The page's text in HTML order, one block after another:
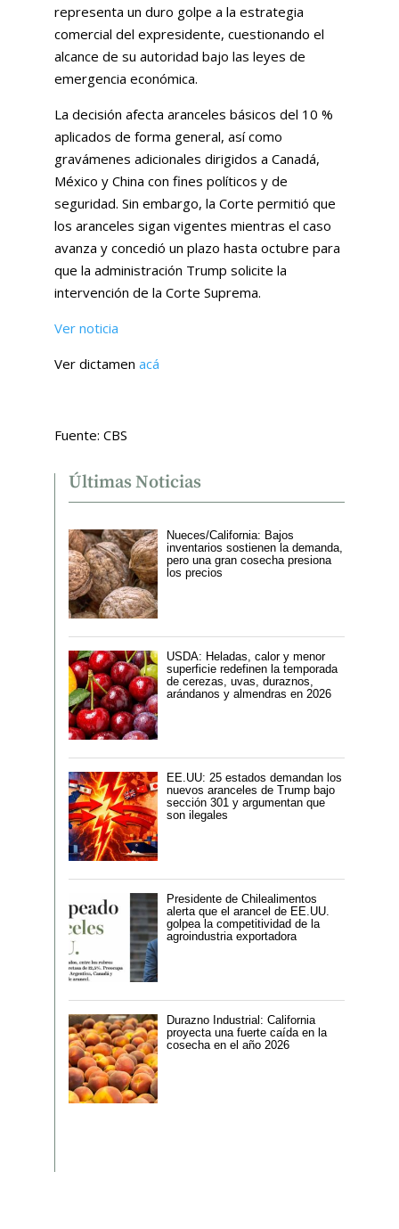
representa un duro golpe a la estrategia
comercial del expresidente, cuestionando el
alcance de su autoridad bajo las leyes de
emergencia económica.
La decisión afecta aranceles básicos del 10 %
aplicados de forma general, así como
gravámenes adicionales dirigidos a Canadá,
México y China con fines políticos y de
seguridad. Sin embargo, la Corte permitió que
los aranceles sigan vigentes mientras el caso
avanza y concedió un plazo hasta octubre para
que la administración Trump solicite la
intervención de la Corte Suprema.
Ver noticia
Ver dictamen acá
Fuente: CBS
Últimas Noticias
Nueces/California: Bajos
inventarios sostienen la demanda,
pero una gran cosecha presiona
los precios
USDA: Heladas, calor y menor
superficie redefinen la temporada
de cerezas, uvas, duraznos,
arándanos y almendras en 2026
EE.UU: 25 estados demandan los
nuevos aranceles de Trump bajo
sección 301 y argumentan que
son ilegales
Presidente de Chilealimentos
alerta que el arancel de EE.UU.
golpea la competitividad de la
agroindustria exportadora
Durazno Industrial: California
proyecta una fuerte caída en la
cosecha en el año 2026